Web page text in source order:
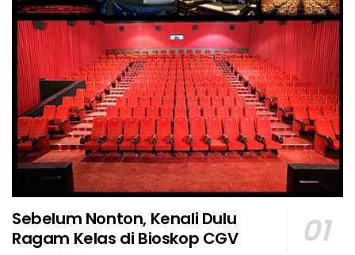
Sebelum Nonton, Kenali Dulu
Ragam Kelas di Bioskop CGV